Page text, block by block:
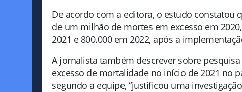
De acordo com a editora, o estudo constatou
de um milhão de mortes em excesso em
2021 e 800.000 em 2022, após a
A jornalista também descrever sobre
excesso de mortalidade no início de 2021 no
segundo a equipe, “justificou uma